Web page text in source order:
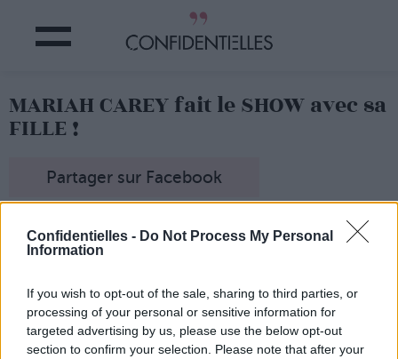
Confidentielles - Do Not Process My Personal
Information
If you wish to opt-out of the sale, sharing to third parties, or
processing of your personal or sensitive information for
targeted advertising by us, please use the below opt-out
section to confirm your selection. Please note that after your
MARIAH CAREY fait le SHOW avec sa
FILLE !
Partager sur Facebook
Monroe , 5
ans, sur son compteInstagram...
Beacon Theatre de New York, la star a fait monter ses
deux enfantssurscène.
La jeuneMonroea pris la mêmeposeque samèreet elles
se sonttrémousséesde concert.